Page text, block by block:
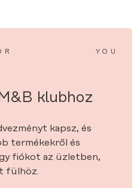
YOU
klubhoz
kapsz, és
termékekről és
fiókot az üzletben,
fülhöz.